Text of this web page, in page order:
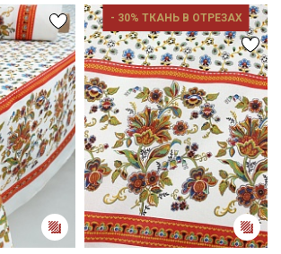
- 30% ТКАНЬ В ОТРЕЗАХ